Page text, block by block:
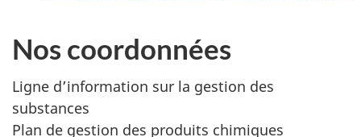
Nos coordonnées
Ligne d’information sur la gestion des
substances
Plan de gestion des produits chimiques